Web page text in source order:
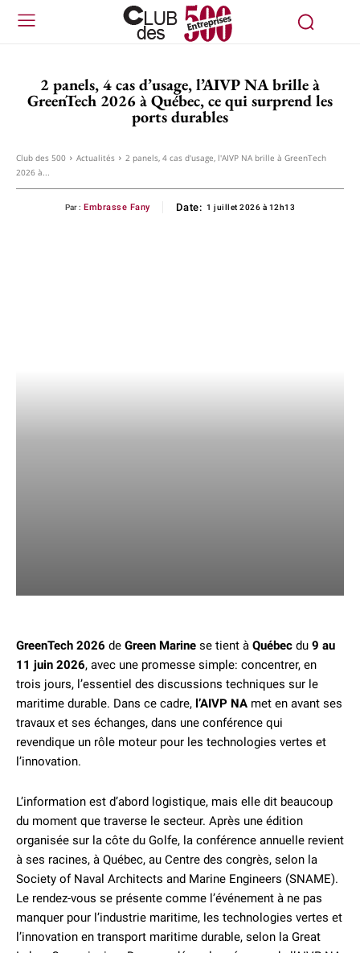
2 panels, 4 cas d’usage, l’AIVP NA brille à
GreenTech 2026 à Québec, ce qui surprend les
ports durables
Club des 500 Actualités
2 panels, 4 cas d'usage, l'AIVP NA brille à GreenTech
2026 à...
Par : Embrasse Fany Date: 1 juillet 2026 à 12h13
GreenTech 2026 de Green Marine se tient à Québec du 9 au
11 juin 2026, avec une promesse simple: concentrer, en
trois jours, l’essentiel des discussions techniques sur le
maritime durable. Dans ce cadre, l’AIVP NA met en avant ses
travaux et ses échanges, dans une conférence qui
revendique un rôle moteur pour les technologies vertes et
l’innovation.
L’information est d’abord logistique, mais elle dit beaucoup
du moment que traverse le secteur. Après une édition
organisée sur la côte du Golfe, la conférence annuelle revient
à ses racines, à Québec, au Centre des congrès, selon la
Society of Naval Architects and Marine Engineers (SNAME).
Le rendez-vous se présente comme l’événement à ne pas
manquer pour l’industrie maritime, les technologies vertes et
l’innovation en transport maritime durable, selon la Great